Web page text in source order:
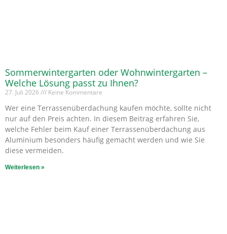
Sommerwintergarten oder Wohnwintergarten –
Welche Lösung passt zu Ihnen?
27. Juli 2026 Keine Kommentare
Wer eine Terrassenüberdachung kaufen möchte, sollte nicht
nur auf den Preis achten. In diesem Beitrag erfahren Sie,
welche Fehler beim Kauf einer Terrassenüberdachung aus
Aluminium besonders häufig gemacht werden und wie Sie
diese vermeiden.
Weiterlesen »